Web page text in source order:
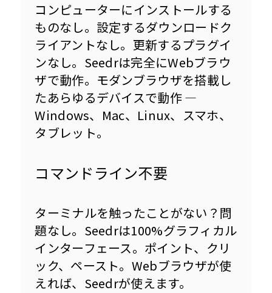
コンピューターにインストールする
ものなし。設定するダウンロードク
ライアントなし。更新するプラグイ
ンなし。Seedrは完全にWebブラウ
ザで動作。モダンブラウザを搭載し
たあらゆるデバイスで動作 —
Windows、Mac、Linux、スマホ、
タブレット。
コマンドライン不要
ターミナルを触ったことがない？問
題なし。Seedrは100%グラフィカル
インターフェース。ポイント、クリ
ック、ペースト。Webブラウザが使
えれば、Seedrが使えます。